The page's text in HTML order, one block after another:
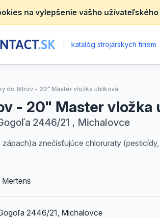
na vylepšenie vášho užívateľského
katalóg strojárskych firiem
do filtrov - 20" Master vložka uhlíková
- 20" Master vložka
2446/21 , Michalovce
znečisťujúce chloruraty
Mertens
2446/21, Michalovce